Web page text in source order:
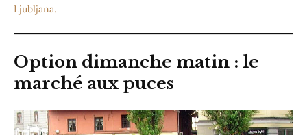
Ljubljana.
Option dimanche matin : le
marché aux puces